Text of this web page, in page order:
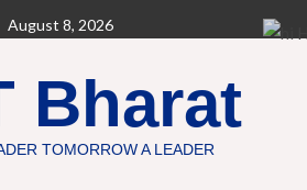
August 8, 2026
Bharat
TOMORROW A LEADER